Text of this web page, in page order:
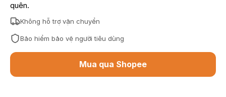
quên.
Không hỗ trợ vận chuyển
Bảo hiểm bảo vệ người tiêu dùng
Mua qua Shopee